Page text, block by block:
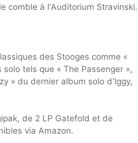
comble à l'Auditorium Stravinski.
des Stooges comme «
solo tels que « The Passenger »,
» du dernier album solo d'Iggy,
de 2 LP Gatefold et de
via Amazon.